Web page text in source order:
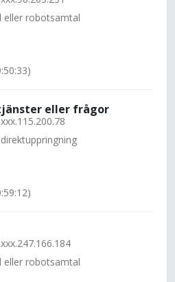
eller robotsamtal
eller frågor
xxx.115.200.78
xxx.247.166.184
eller robotsamtal